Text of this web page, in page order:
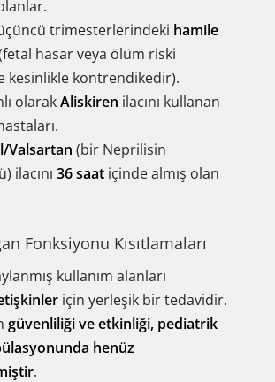
trimesterlerindeki hamile
hasar veya ölüm riski
kesinlikle kontrendikedir).
olarakAliskiren ilacını kullanan
Valsartan (bir Neprilisin
ilacını 36 saat içinde almış olan
Fonksiyonu Kısıtlamaları
kullanım alanları
için yerleşik bir tedavidir.
güvenliliği ve etkinliği, pediatrik
henüz
.